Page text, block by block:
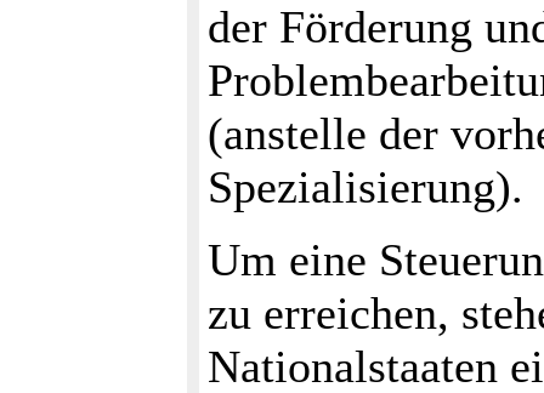
der Förderung
(anstelle der
Spezialisierung).
Um eine
zu erreichen,
Nationalstaaten